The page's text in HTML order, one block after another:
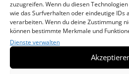
zuzugreifen. Wenn du diesen
wie das Surfverhalten oder eindeutige IDs
verarbeiten. Wenn du deine Zustimmung
können bestimmte Merkmale und
Dienste verwalten